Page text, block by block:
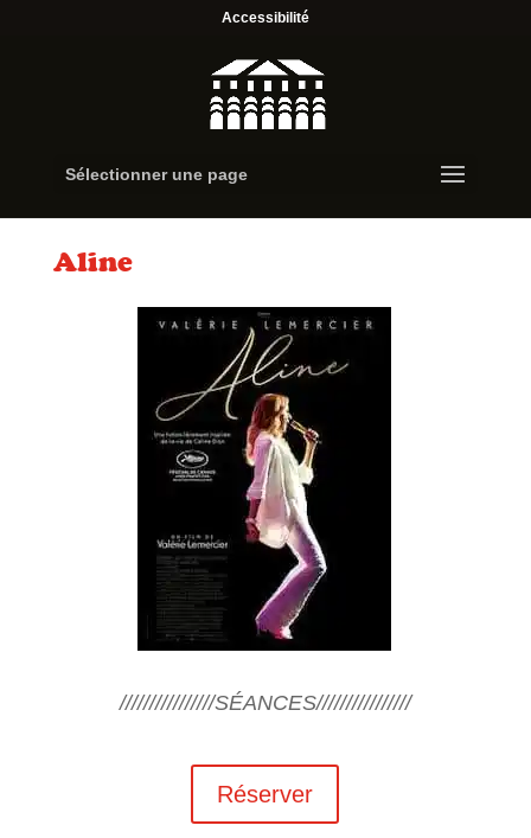
Accessibilité
Sélectionner une page
Aline
////////////////SÉANCES////////////////
Réserver